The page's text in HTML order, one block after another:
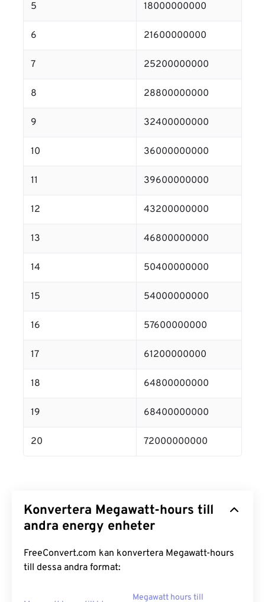
5 18000000000
6 21600000000
7 25200000000
8 28800000000
9 32400000000
10 36000000000
11 39600000000
12 43200000000
13 46800000000
14 50400000000
15 54000000000
16 57600000000
17 61200000000
18 64800000000
19 68400000000
20 72000000000
Konvertera Megawatt-hours till
andra energy enheter
FreeConvert.com kan konvertera Megawatt-hours
till dessa andra format:
Megawatt hours till